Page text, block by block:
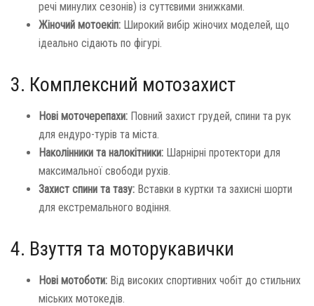
речі минулих сезонів) із суттєвими знижками.
Жіночий мотоекіп: Широкий вибір жіночих моделей, що
ідеально сідають по фігурі.
3. Комплексний мотозахист
Нові моточерепахи: Повний захист грудей, спини та рук
для ендуро-турів та міста.
Наколінники та налокітники: Шарнірні протектори для
максимальної свободи рухів.
Захист спини та тазу: Вставки в куртки та захисні шорти
для екстремального водіння.
4. Взуття та моторукавички
Нові мотоботи: Від високих спортивних чобіт до стильних
міських мотокедів.